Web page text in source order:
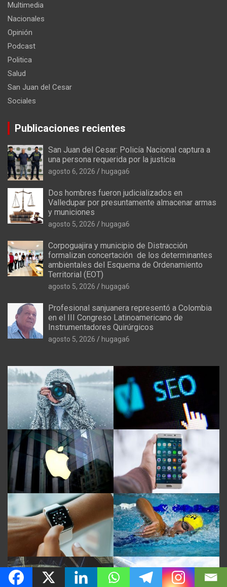
Multimedia
Nacionales
Opinión
Podcast
Politica
Salud
San Juan del Cesar
Sociales
Publicaciones recientes
San Juan del Cesar: Policía Nacional captura a
una persona requerida por la justicia
agosto 6, 2026 hugaga6
Dos hombres fueron judicializados en
Valledupar por presuntamente almacenar armas
y municiones
agosto 5, 2026 hugaga6
Corpoguajira y municipio de Distracción
formalizan concertación de los determinantes
ambientales del Esquema de Ordenamiento
Territorial (EOT)
agosto 5, 2026 hugaga6
Profesional sanjuanera representó a Colombia
en el III Congreso Latinoamericano de
Instrumentadores Quirúrgicos
agosto 5, 2026 hugaga6